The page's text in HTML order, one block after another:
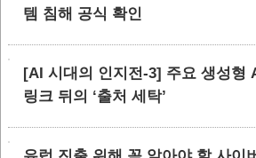
템 침해 공식 확인
[AI 시대의 인지전-3] 주요 생성형
링크 뒤의 ‘출처 세탁’